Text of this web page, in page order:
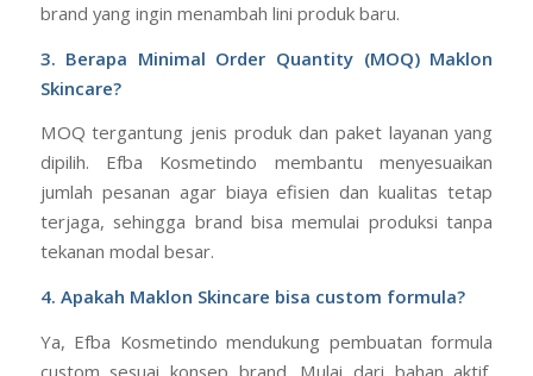
brand yang ingin menambah lini produk baru.
3. Berapa Minimal Order Quantity (MOQ) Maklon
Skincare?
MOQ tergantung jenis produk dan paket layanan yang
dipilih. Efba Kosmetindo membantu menyesuaikan
jumlah pesanan agar biaya efisien dan kualitas tetap
terjaga, sehingga brand bisa memulai produksi tanpa
tekanan modal besar.
4. Apakah Maklon Skincare bisa custom formula?
Ya, Efba Kosmetindo mendukung pembuatan formula
custom sesuai konsep brand. Mulai dari bahan aktif,